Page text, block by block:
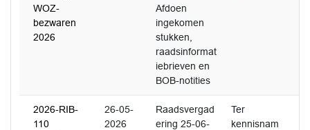
WOZ-
bezwaren
2026
Afdoen
ingekomen
stukken,
raadsinformat
iebrieven en
BOB-notities
2026-RIB-
110
26-05-
2026
Raadsvergad
ering 25-06-
Ter
kennisnam